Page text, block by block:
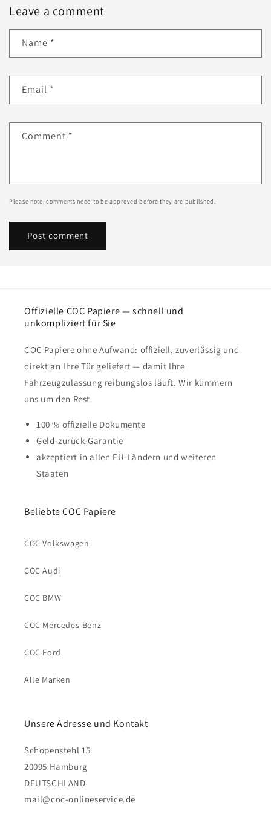
Leave a comment
Name *
Email *
Comment *
Please note, comments need to be approved before they are published.
Offizielle COC Papiere — schnell und
unkompliziert für Sie
COC Papiere ohne Aufwand: offiziell, zuverlässig und
direkt an Ihre Tür geliefert — damit Ihre
Fahrzeugzulassung reibungslos läuft. Wir kümmern
uns um den Rest.
100 % offizielle Dokumente
Geld-zurück-Garantie
akzeptiert in allen EU-Ländern und weiteren
Staaten
Beliebte COC Papiere
COC Volkswagen
COC Audi
COC BMW
COC Mercedes-Benz
COC Ford
Alle Marken
Unsere Adresse und Kontakt
Schopenstehl 15
20095 Hamburg
DEUTSCHLAND
mail@coc-onlineservice.de